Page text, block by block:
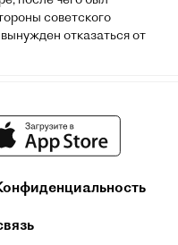
советского
отказаться от